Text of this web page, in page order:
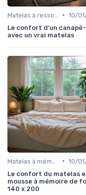
• 10/
Le confort d'un
avec un vrai matelas
• 10/
Le confort du matelas
mousse à mémoire de
140 x 200